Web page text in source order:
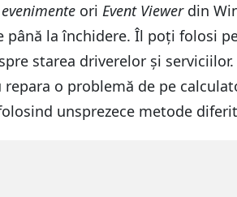
ori Event Viewerdin
până la închidere. Îl poți folosi
starea driverelor și serviciilor.
o problemă de pe
unsprezece metode